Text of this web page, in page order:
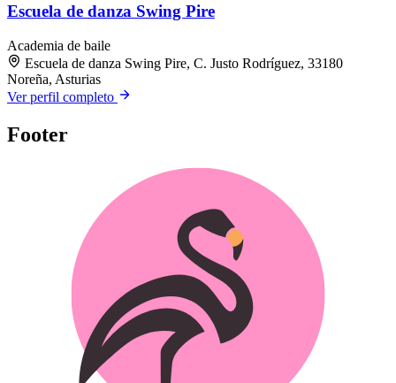
Escuela de danza Swing Pire
Academia de baile
Escuela de danza Swing Pire, C. Justo Rodríguez, 33180
Noreña, Asturias
Ver perfil completo
Footer